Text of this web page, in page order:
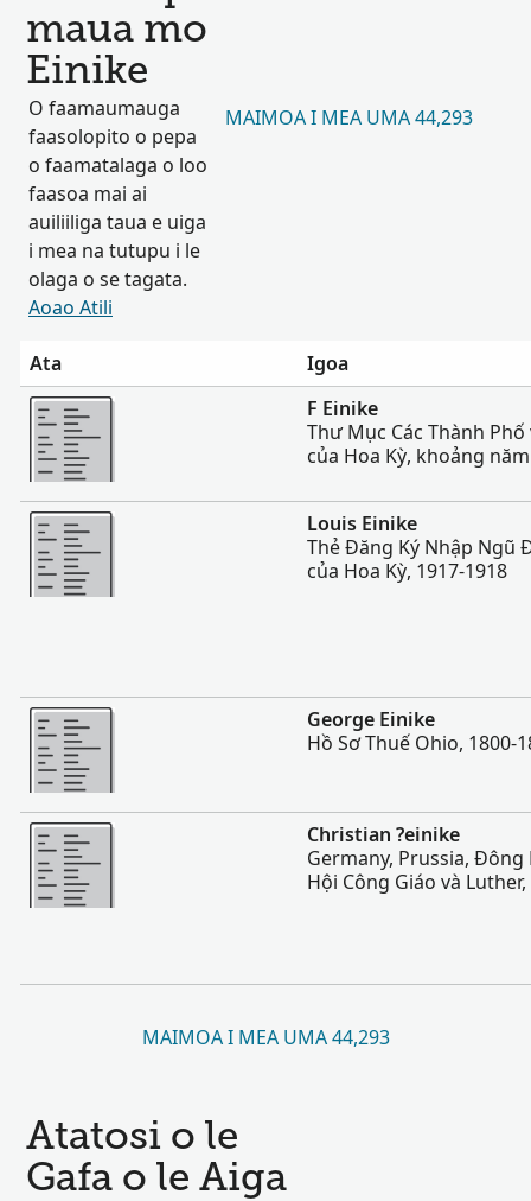
maua mo
Einike
O faamaumauga
faasolopito o pepa
o faamatalaga o loo
faasoa mai ai
auiliiliga taua e uiga
i mea na tutupu i le
olaga o se tagata.
Aoao Atili
MAIMOA I MEA UMA 44,293
Ata
Igoa
Sili atu
F Einike
Thư Mục Các Thành
của Hoa Kỳ, khoảng
Sili atu
Louis Einike
Thẻ Đăng Ký Nhập Ngũ
của Hoa Kỳ, 1917-1918
Sili atu
George Einike
Hồ Sơ Thuế Ohio, 1800-
Sili atu
Christian ?einike
Germany, Prussia, Đông
Hội Công Giáo và
MAIMOA I MEA UMA 44,293
Atatosi o le
Gafa o le Aiga